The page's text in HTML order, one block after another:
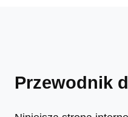
Przewodnik